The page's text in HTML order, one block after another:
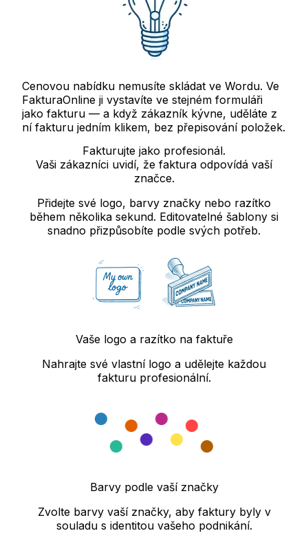
Cenovou nabídku nemusíte skládat ve Wordu. Ve
FakturaOnline ji vystavíte ve stejném formuláři
jako fakturu — a když zákazník kývne, uděláte z
ní fakturu jedním klikem, bez přepisování položek.
Fakturujte jako profesionál.
Vaši zákazníci uvidí, že faktura odpovídá vaší
značce.
Přidejte své logo, barvy značky nebo razítko
během několika sekund. Editovatelné šablony si
snadno přizpůsobíte podle svých potřeb.
Vaše logo a razítko na faktuře
Nahrajte své vlastní logo a udělejte každou
fakturu profesionální.
Barvy podle vaší značky
Zvolte barvy vaší značky, aby faktury byly v
souladu s identitou vašeho podnikání.